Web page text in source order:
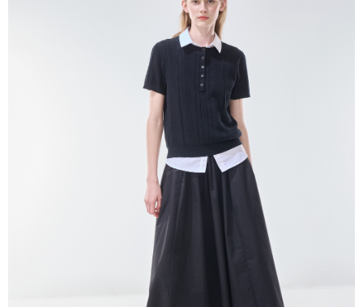
1.本服務係由「台灣大哥大股份有限公司」（以下簡稱本公司）所提供，讓
用戶於交易時，得透過本服務購買商品或服務，並由商店將買賣／分期付款
買賣價金債權讓與本公司後，依約使用本公司帳單繳交帳款。
2.基於同意付款使用「大哥付你分期」之契約關係目的，商店將以您的個人
資料（包含姓名、電話或地址）提供予台灣大哥大進項蒐集、處理及利用，
由本公司與您本人進行分期帳單所需資料之確認、核對及更正。
3.完整用戶服務條款，請詳閱以下連結：
https://oppay.tw/userRule
每筆NT$60，滿NT$1,000(含以上)免運費
每筆NT$60，滿NT$1,000(含以上)免運費
每筆NT$80，滿NT$1,000(含以上)免運費